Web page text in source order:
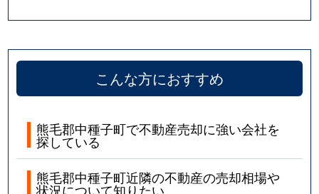
こんな方におすすめ
熊毛郡中種子町で不動産売却に強い会社を
探している
熊毛郡中種子町近隣の不動産の売却相場や
状況について知りたい